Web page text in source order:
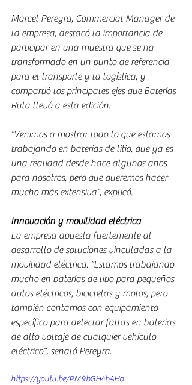
Marcel Pereyra, Commercial Manager de
la empresa, destacó la importancia de
participar en una muestra que se ha
transformado en un punto de referencia
para el transporte y la logística, y
compartió los principales ejes que Baterías
Ruta llevó a esta edición.
“Venimos a mostrar todo lo que estamos
trabajando en baterías de litio, que ya es
una realidad desde hace algunos años
para nosotros, pero que queremos hacer
mucho más extensiva”, explicó.
Innovación y movilidad eléctrica
La empresa apuesta fuertemente al
desarrollo de soluciones vinculadas a la
movilidad eléctrica. “Estamos trabajando
mucho en baterías de litio para pequeños
autos eléctricos, bicicletas y motos, pero
también contamos con equipamiento
específico para detectar fallas en baterías
de alto voltaje de cualquier vehículo
eléctrico”, señaló Pereyra.
https://youtu.be/PM9bGH4bAHo